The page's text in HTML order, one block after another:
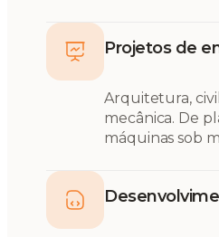
Projetos de
Arquitetura,
mecânica. De
máquinas sob